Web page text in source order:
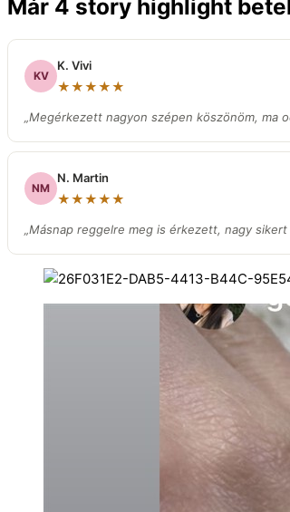
Már 4 story highlight
KV
K. Vivi
★★★★★
„Megérkezett nagyon szépen köszönöm, ma
NM
N. Martin
★★★★★
„Másnap reggelre meg is érkezett, nagy